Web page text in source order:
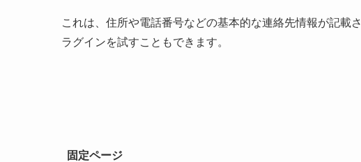
これは、住所や電話番号などの基本的な連絡先情報が記載
ラグインを試すこともできます。
固定ページ